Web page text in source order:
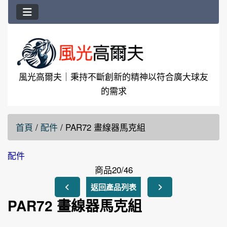
風光高爾夫｜秉持不斷創新的精神以符合廣大球友
的需求
首頁 / 配件 / PAR72 畫線器馬克組
配件
商品20/46
返回產品列表
PAR72 畫線器馬克組